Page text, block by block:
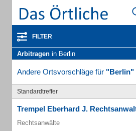
FILTER
Arbitragen in Berlin
Andere Ortsvorschläge für "Berlin"
Standardtreffer
Trempel Eberhard J.
Rechtsanwälte